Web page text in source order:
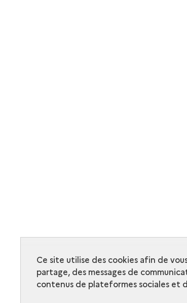
Ce site utilise des cookies afin de
partage, des messages de
contenus de plateformes sociales et